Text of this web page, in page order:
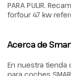
PARA PULIR.
forfour 47 kw
Acerca de
En nuestra